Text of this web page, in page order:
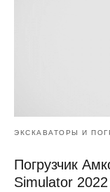
ЭКСКАВАТОРЫ И
Погрузчик
Simulator 2022